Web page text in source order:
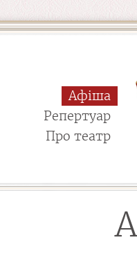
Афіша
Репертуар
Про театр